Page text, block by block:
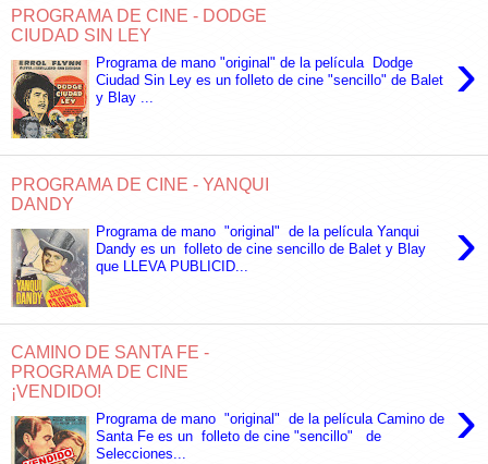
PROGRAMA DE CINE - DODGE
CIUDAD SIN LEY
›
Programa de mano "original" de la película Dodge
Ciudad Sin Ley es un folleto de cine "sencillo" de Balet
y Blay ...
PROGRAMA DE CINE - YANQUI
DANDY
›
Programa de mano "original" de la película Yanqui
Dandy es un folleto de cine sencillo de Balet y Blay
que LLEVA PUBLICID...
CAMINO DE SANTA FE -
PROGRAMA DE CINE
¡VENDIDO!
›
Programa de mano "original" de la película Camino de
Santa Fe es un folleto de cine "sencillo" de
Selecciones...